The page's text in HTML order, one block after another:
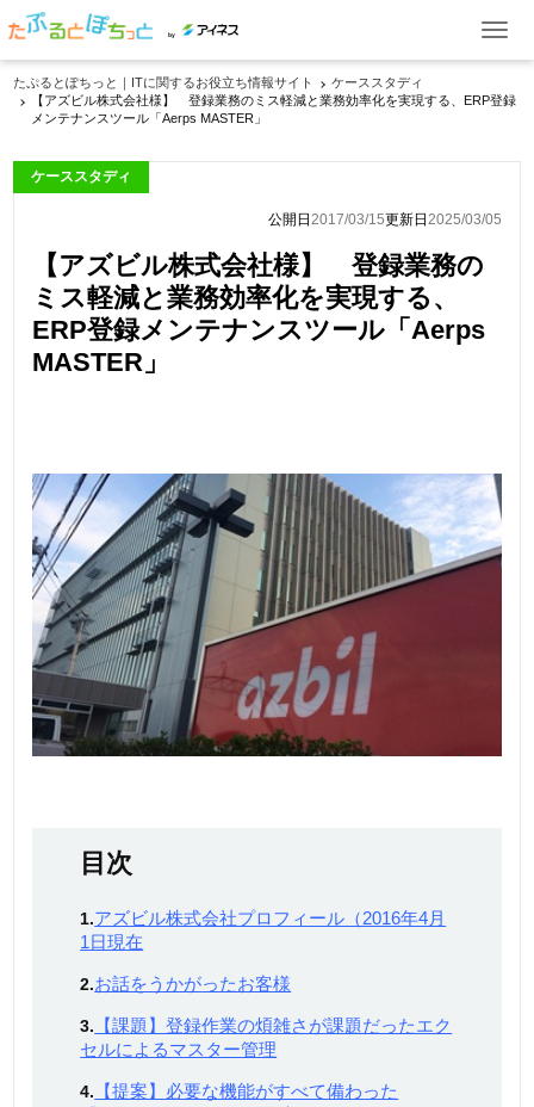
by
ITお役立ち情報
ケーススタディ
イベント・セミナー
製品一覧
資料ダウンロード
たぷるとぽちっと｜ITに関するお役立ち情報サイト
ケーススタディ
【アズビル株式会社様】 登録業務のミス軽減と業務効率化を実現する、ERP登録
メンテナンスツール「Aerps MASTER」
ケーススタディ
公開日 2017/03/15更新日 2025/03/05
【アズビル株式会社様】 登録業務の
ミス軽減と業務効率化を実現する、
ERP登録メンテナンスツール「Aerps
MASTER」
目次
1.アズビル株式会社プロフィール（2016年4月
1日現在
2.お話をうかがったお客様
3.
【課題】登録作業の煩雑さが課題だったエク
セルによるマスター管理
4.
【提案】必要な機能がすべて備わった